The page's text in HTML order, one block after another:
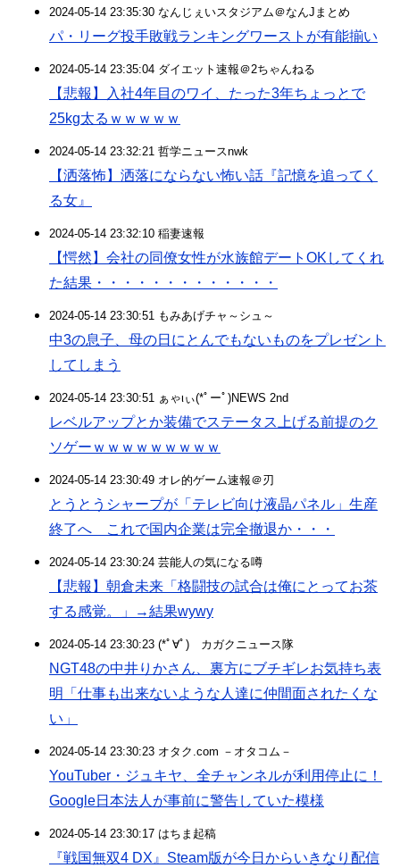
2024-05-14 23:35:30 なんじぇいスタジアム＠なんJまとめ
パ・リーグ投手敗戦ランキングワーストが有能揃い
2024-05-14 23:35:04 ダイエット速報＠2ちゃんねる
【悲報】入社4年目のワイ、たった3年ちょっとで
25kg太るｗｗｗｗｗ
2024-05-14 23:32:21 哲学ニュースnwk
【洒落怖】洒落にならない怖い話『記憶を追ってく
る女』
2024-05-14 23:32:10 稲妻速報
【愕然】会社の同僚女性が水族館デートOKしてくれ
た結果・・・・・・・・・・・・・
2024-05-14 23:30:51 もみあげチャ～シュ～
中3の息子、母の日にとんでもないものをプレゼント
してしまう
2024-05-14 23:30:51 ぁゃιぃ(*ﾟーﾟ)NEWS 2nd
レベルアップとか装備でステータス上げる前提のク
ソゲーｗｗｗｗｗｗｗｗｗ
2024-05-14 23:30:49 オレ的ゲーム速報＠刃
とうとうシャープが「テレビ向け液晶パネル」生産
終了へ これで国内企業は完全撤退か・・・
2024-05-14 23:30:24 芸能人の気になる噂
【悲報】朝倉未来「格闘技の試合は俺にとってお茶
する感覚。」→結果wywy
2024-05-14 23:30:23 (*ﾟ∀ﾟ)ゞカガクニュース隊
NGT48の中井りかさん、裏方にブチギレお気持ち表
明「仕事も出来ないような人達に仲間面されたくな
い」
2024-05-14 23:30:23 オタク.com －オタコム－
YouTuber・ジュキヤ、全チャンネルが利用停止に！
Google日本法人が事前に警告していた模様
2024-05-14 23:30:17 はちま起稿
『戦国無双4 DX』Steam版が今日からいきなり配信